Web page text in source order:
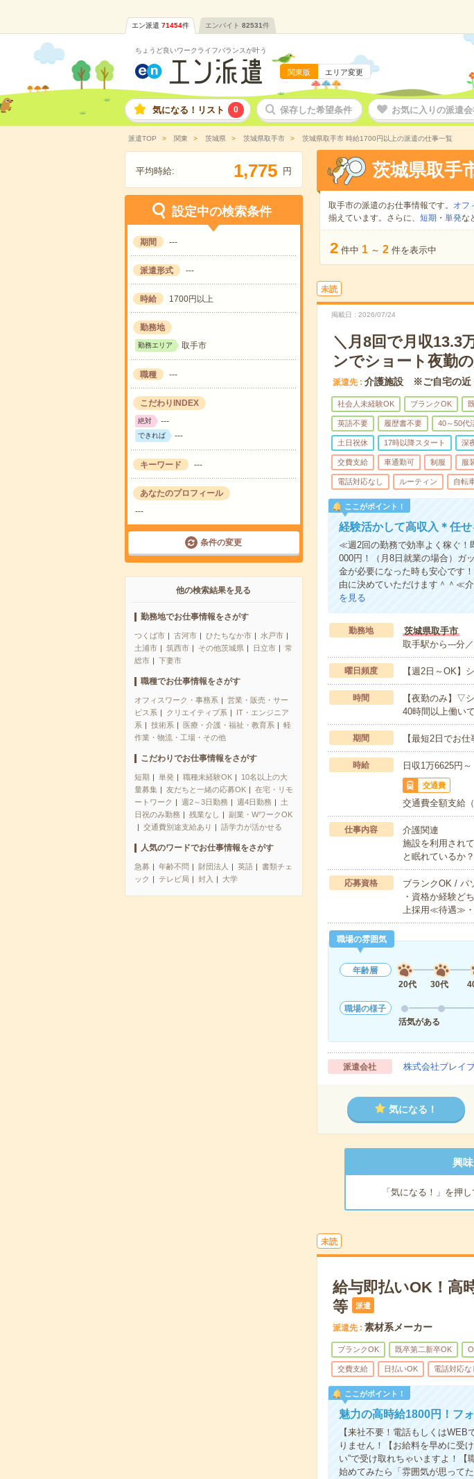
エン派遣 71454件 エンバイト 82531件
ちょうど良いワークライフバランスが叶う
関東版 エリア変更
気になる！リスト 0 保存した希望条件 お気に入りの派遣会
派遣TOP 関東 茨城県 茨城県取手市 茨城県取手市 時給1700円以上の派遣の仕事一覧
平均時給: 1,775 円
設定中の検索条件
期間 ---
派遣形式 ---
時給 1700円以上
勤務地
勤務エリア 取手市
職種 ---
こだわりINDEX
絶対 ---
できれば ---
キーワード ---
あなたのプロフィール
---
条件の変更
他の検索結果を見る
勤務地でお仕事情報をさがす
つくば市 古河市 ひたちなか市
水戸市
土浦市
筑西市 その他茨城県 日立市
常
総市
下妻市
職種でお仕事情報をさがす
オフィスワーク・事務系
営業・販売・サー
ビス系
クリエイティブ系
IT・エンジニア
系
技術系 医療・介護・福祉・教育系
軽
作業・物流・工場・その他
こだわりでお仕事情報をさがす
短期 単発 職種未経験OK
10名以上の大
量募集
友だちと一緒の応募OK
在宅・リモ
ートワーク
週2～3日勤務 週4日勤務
土
日祝のみ勤務
残業なし
副業・WワークOK
交通費別途支給あり
語学力が活かせる
人気のワードでお仕事情報をさがす
急募 年齢不問 財団法人 英語
書類チェ
ック
テレビ局 封入 大学
茨城県取手
取手市の派遣のお仕事情報です。 オフ
揃えています。さらに、 短期 ・ 単発な
2 件中 1 ～ 2 件を表示中
未読
掲載日 2026/07/24
＼月8回で月収13.3
ンでショート夜勤
派遣先 介護施設 ※ご自宅の近
社会人未経験OK ブランクOK
英語不要 履歴書不要 40～50代
土日祝休 17時以降スタート 深
交費支給 車通勤可 制服 服
電話対応なし ルーティン 自転
ここがポイント！
経験活かして高収入＊任
≪週2回の勤務で効率よく稼ぐ！
000円！（月8日就業の場合）ガ
金が必要になった時も安心です
由に決めていただけます＾＾≪
を見る
勤務地
茨城県取手市
取手駅から---分
曜日頻度 【週2日～OK】
時間
【夜勤のみ】▽
40時間以上働い
期間 【最短2日でお
時給 日収1万6625円
交通費
交通費全額支給
仕事内容
介護関連
施設を利用され
と眠れているか
応募資格
ブランクOK / パ
・資格か経験ど
上採用≪待遇≫・
職場の雰囲気
年齢層
20代
30代
職場の様子
活気がある
派遣会社 株式会社ブレイ
気になる！
興
「気になる！」を押
未読
給与即払いOK！高
等
派遣
派遣先 素材系メーカー
ブランクOK 既卒第二新卒OK
交費支給 日払いOK 電話対応な
ここがポイント！
魅力の高時給1800円！フ
【来社不要！電話もしくは
りません！【お給料を早めに受
い”で受け取れちゃいますよ！【
始めてみたら「雰囲気が思って